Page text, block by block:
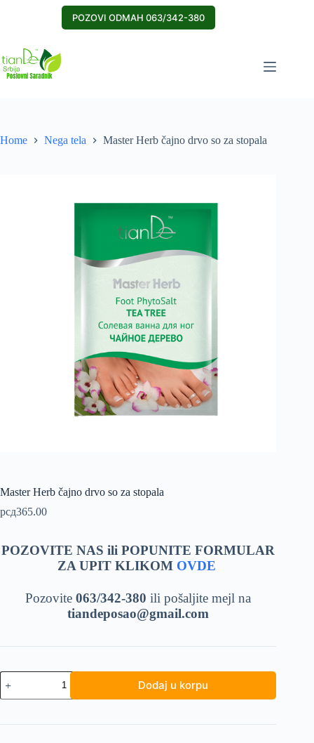
POZOVI ODMAH 063/342-380
Home Nega tela Master Herb čajno drvo so za stopala
Master Herb čajno drvo so za stopala
рсд365.00
POZOVITE NAS ili POPUNITE FORMULAR
ZA UPIT KLIKOM OVDE
Pozovite063/342-380 ili pošaljite mejl na
tiandeposao@gmail.com
Master
Herb
čajno
so
Dodaj u korpu